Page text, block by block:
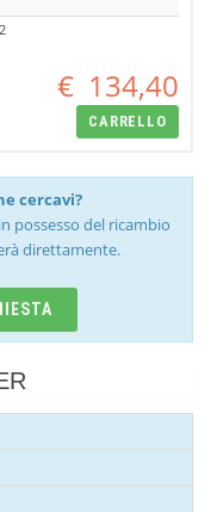
€ 134,40
CARRELLO
cercavi?
possesso del ricambio
direttamente.